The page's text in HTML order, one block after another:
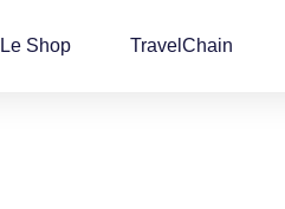
Le Shop TravelChain